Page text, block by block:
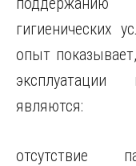
гигиенических
опыт
эксплуатации
являются:
отсутствие